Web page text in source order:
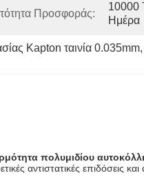
Προσφοράς:
10000
Ημέρα
Kapton ταινία 0.035mm,
πολυμιδίου
αντιστατικές επιδόσεις